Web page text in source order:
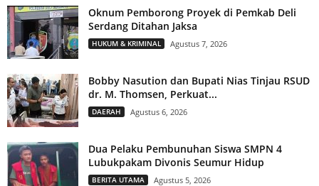
Oknum Pemborong Proyek di Pemkab Deli
Serdang Ditahan Jaksa
HUKUM & KRIMINAL Agustus 7, 2026
Bobby Nasution dan Bupati Nias Tinjau RSUD
dr. M. Thomsen, Perkuat...
DAERAH Agustus 6, 2026
Dua Pelaku Pembunuhan Siswa SMPN 4
Lubukpakam Divonis Seumur Hidup
BERITA UTAMA Agustus 5, 2026